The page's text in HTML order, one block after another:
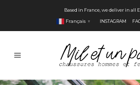
Based in France, we deliver in all
Français ▼ INSTAGRAM